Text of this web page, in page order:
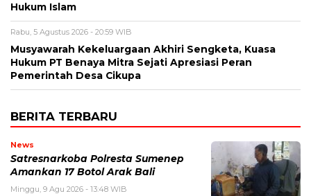
Hukum Islam
Rabu, 5 Agustus 2026 - 20:59 WIB
Musyawarah Kekeluargaan Akhiri Sengketa, Kuasa
Hukum PT Benaya Mitra Sejati Apresiasi Peran
Pemerintah Desa Cikupa
BERITA TERBARU
News
Satresnarkoba Polresta Sumenep
Amankan 17 Botol Arak Bali
Minggu, 9 Agu 2026 - 13:48 WIB